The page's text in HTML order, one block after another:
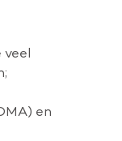
veel
en